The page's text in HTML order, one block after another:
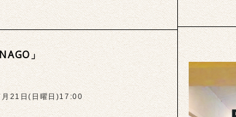
」
21日(日曜日)17:00